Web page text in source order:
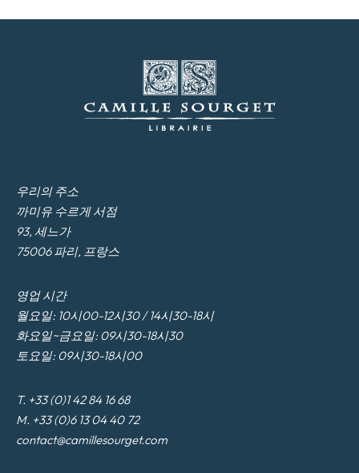
우리의 주소
까미유 수르게 서점
93, 세느가
75006 파리, 프랑스
영업 시간
월요일: 10시00-12시30 / 14시30-18시
화요일~금요일: 09시30-18시30
토요일: 09시30-18시00
T. +33 (0)1 42 84 16 68
M. +33 (0)6 13 04 40 72
contact@camillesourget.com